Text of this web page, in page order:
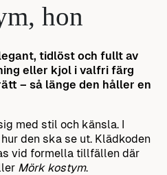
hon
tidlöst och fullt av
eller kjol i valfri färg
– så länge den håller en
med stil och känsla. I
den ska se ut. Klädkoden
vid formella tillfällen där
Mörk kostym.